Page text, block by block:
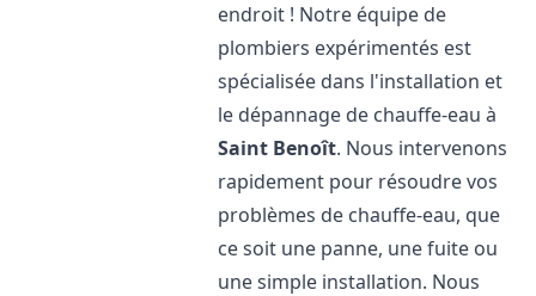
endroit ! Notre équipe de
plombiers expérimentés est
spécialisée dans l'installation et
le dépannage de chauffe-eau à
Saint Benoît. Nous intervenons
rapidement pour résoudre vos
problèmes de chauffe-eau, que
ce soit une panne, une fuite ou
une simple installation. Nous